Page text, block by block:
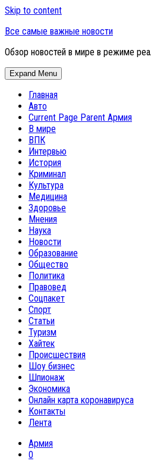
Skip to content
Все самые важные новости
Обзор новостей в мире в режиме
Expand Menu
Главная
Авто
Current Page Parent Армия
В мире
ВПК
Интервью
История
Криминал
Культура
Медицина
Здоровье
Мнения
Наука
Новости
Образование
Общество
Политика
Правовед
Соцпакет
Спорт
Статьи
Туризм
Хайтек
Происшествия
Шоу бизнес
Шпионаж
Экономика
Онлайн карта коронавируса
Контакты
Лента
Армия
0